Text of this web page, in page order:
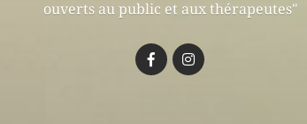
ouverts au public et aux thérapeutes"